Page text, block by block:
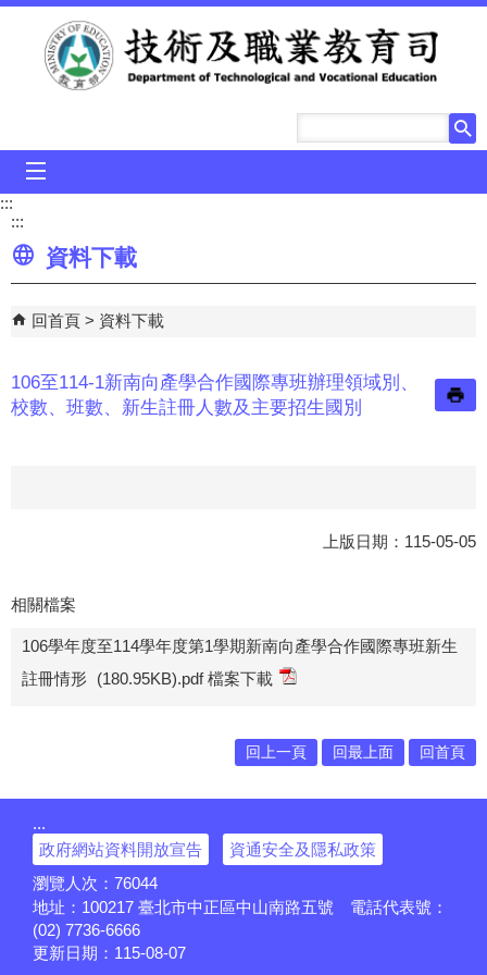
跳到主要內容區塊
:::
:::
資料下載
回首頁 資料下載
106至114-1新南向產學合作國際專班辦理領域別、
校數、班數、新生註冊人數及主要招生國別
上版日期：115-05-05
相關檔案
106學年度至114學年度第1學期新南向產學合作國際專班新生
註冊情形
(180.95KB).pdf 檔案下載
回上一頁 回最上面 回首頁
:::
政府網站資料開放宣告
資通安全及隱私政策
瀏覽人次： 76044
地址：100217 臺北市中正區中山南路五號 電話代表號：
(02) 7736-6666
更新日期： 115-08-07